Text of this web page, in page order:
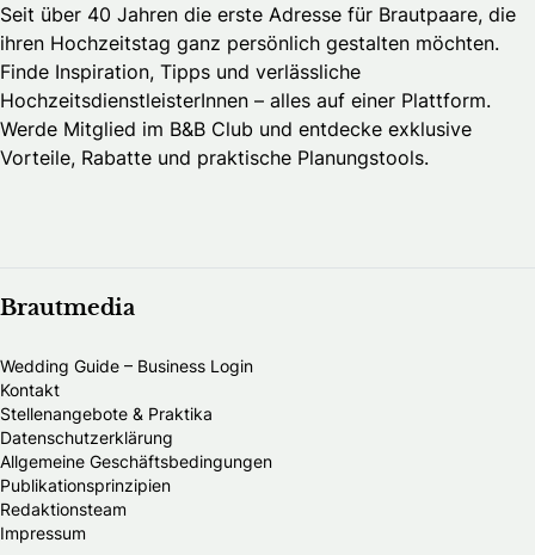
Seit über 40 Jahren die erste Adresse für Brautpaare, die
ihren Hochzeitstag ganz persönlich gestalten möchten.
Finde Inspiration, Tipps und verlässliche
HochzeitsdienstleisterInnen – alles auf einer Plattform.
Werde Mitglied im B&B Club und entdecke exklusive
Vorteile, Rabatte und praktische Planungstools.
Brautmedia
Wedding Guide – Business Login
Kontakt
Stellenangebote & Praktika
Datenschutzerklärung
Allgemeine Geschäftsbedingungen
Publikationsprinzipien
Redaktionsteam
Impressum